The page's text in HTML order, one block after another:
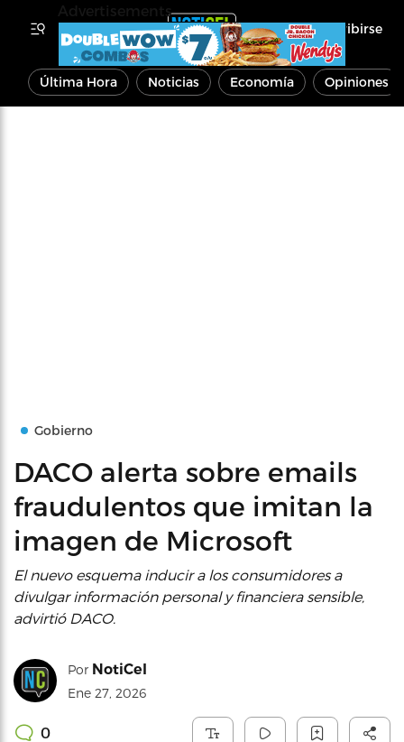
Inscribirse
Última Hora Noticias Economía Opiniones
Gobierno
DACO alerta sobre emails
fraudulentos que imitan la
imagen de Microsoft
El nuevo esquema inducir a los consumidores a
divulgar información personal y financiera sensible,
advirtió DACO.
Por NotiCel
Ene 27, 2026
0
Advertisements